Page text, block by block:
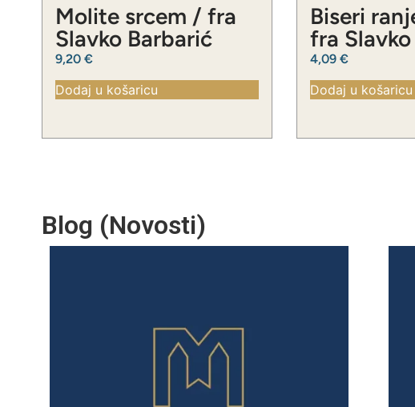
Molite srcem / fra
Slavko Barbarić
9,20 €
Dodaj u košaricu
Biseri
fra
4,09 €
Dodaj u košaricu
Blog (Novosti)